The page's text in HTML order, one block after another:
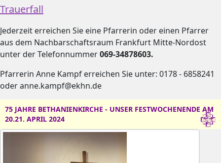
Trauerfall
Jederzeit erreichen Sie eine Pfarrerin oder einen Pfarrer
aus dem Nachbarschaftsraum Frankfurt Mitte-Nordost
unter der Telefonnummer069-34878603.
Pfarrerin Anne Kampf erreichen Sie unter: 0178 - 6858241
oder anne.kampf@ekhn.de
75 JAHRE BETHANIENKIRCHE - UNSER FESTWOCHENENDE AM
20.21. APRIL 2024